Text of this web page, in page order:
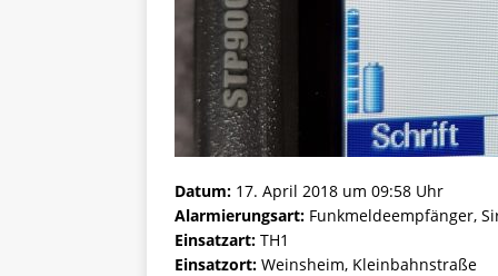
Datum: 17. April 2018 um 09:58 Uhr
Alarmierungsart: Funkmeldeempfänger,
Einsatzart: TH1
Einsatzort: Weinsheim, Kleinbahnstraße